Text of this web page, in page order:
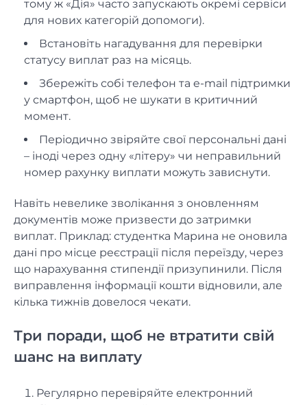
тому ж «Дія» часто запускають окремі сервіси
для нових категорій допомоги).
Встановіть нагадування для перевірки
статусу виплат раз на місяць.
Збережіть собі телефон та e-mail підтримки
у смартфон, щоб не шукати в критичний
момент.
Періодично звіряйте свої персональні дані
– іноді через одну «літеру» чи неправильний
номер рахунку виплати можуть зависнути.
Навіть невелике зволікання з оновленням
документів може призвести до затримки
виплат. Приклад: студентка Марина не оновила
дані про місце реєстрації після переїзду, через
що нарахування стипендії призупинили. Після
виправлення інформації кошти відновили, але
кілька тижнів довелося чекати.
Три поради, щоб не втратити свій
шанс на виплату
Регулярно перевіряйте електронний